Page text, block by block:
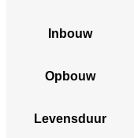
Inbouw
Opbouw
Levensduur